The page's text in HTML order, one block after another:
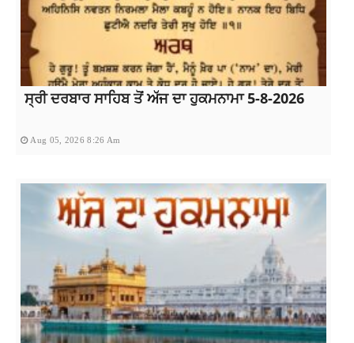
ਸ੍ਰੀ ਦਰਬਾਰ ਸਾਹਿਬ ਤੋਂ ਅੱਜ ਦਾ ਹੁਕਮਨਾਮਾ 5-8-2026
Aug 05, 2026 8:26 Am